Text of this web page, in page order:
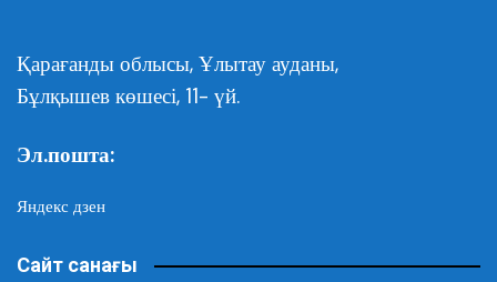
Қарағанды облысы, Ұлытау ауданы,
Бұлқышев көшесі, 11- үй.
Эл.пошта:
Яндекс дзен
Сайт санағы